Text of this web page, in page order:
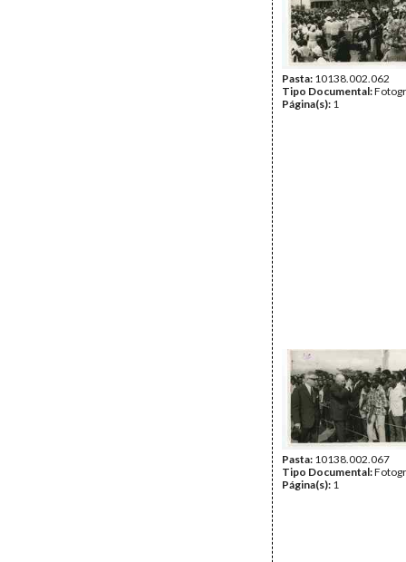
Pasta: 10138.002.062
Tipo Documental:
Página(s): 1
Pasta: 10138.002.067
Tipo Documental:
Página(s): 1